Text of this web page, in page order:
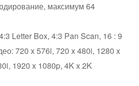
максимум 64
Letter Box, 4:3 Pan Scan, 16 : 9
720 x 576i, 720 x 480i, 1280 x
1920 x 1080p, 4K x 2K